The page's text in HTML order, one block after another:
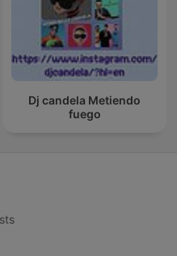
Dj candela Metiendo
fuego